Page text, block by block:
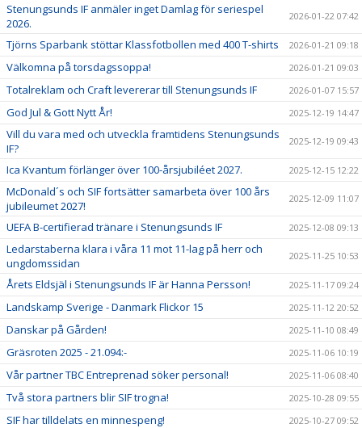
Stenungsunds IF anmäler inget Damlag för seriespel
2026.
2026-01-22 07:42
Tjörns Sparbank stöttar Klassfotbollen med 400 T-shirts 2026-01-21 09:18
Välkomna på torsdagssoppa! 2026-01-21 09:03
Totalreklam och Craft levererar till Stenungsunds IF 2026-01-07 15:57
God Jul & Gott Nytt År! 2025-12-19 14:47
Vill du vara med och utveckla framtidens Stenungsunds
IF?
2025-12-19 09:43
Ica Kvantum förlänger över 100-årsjubiléet 2027. 2025-12-15 12:22
McDonald´s och SIF fortsätter samarbeta över 100 års
jubileumet 2027!
2025-12-09 11:07
UEFA B-certifierad tränare i Stenungsunds IF 2025-12-08 09:13
Ledarstaberna klara i våra 11 mot 11-lag på herr och
ungdomssidan
2025-11-25 10:53
Årets Eldsjäl i Stenungsunds IF är Hanna Persson! 2025-11-17 09:24
Landskamp Sverige - Danmark Flickor 15 2025-11-12 20:52
Danskar på Gården! 2025-11-10 08:49
Gräsroten 2025 - 21.094:- 2025-11-06 10:19
Vår partner TBC Entreprenad söker personal! 2025-11-06 08:40
Två stora partners blir SIF trogna! 2025-10-28 09:55
SIF har tilldelats en minnespeng! 2025-10-27 09:52